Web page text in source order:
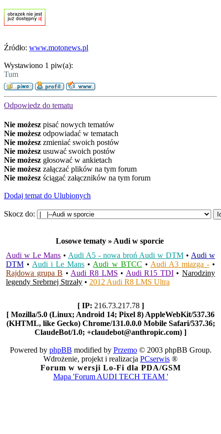
Źródło: www.motonews.pl
Wystawiono 1 piw(a):
Tum
Odpowiedz do tematu
Nie możesz pisać nowych tematów
Nie możesz odpowiadać w tematach
Nie możesz zmieniać swoich postów
Nie możesz usuwać swoich postów
Nie możesz głosować w ankietach
Nie możesz załączać plików na tym forum
Nie możesz ściągać załączników na tym forum
Dodaj temat do Ulubionych
Skocz do:
Losowe tematy » Audi w sporcie
Audi w Le Mans • Audi A5 - nowa broń Audi w DTM • Audi w
DTM • Audi i Le Mans • Audi w BTCC • Audi A3 miazga -•
Rajdowa grupa B • Audi R8 LMS • Audi R15 TDI•Narodziny
legendy Srebrnej Strzały • 2012 Audi R8 LMS Ultra
[ IP: 216.73.217.78 ]
[ Mozilla/5.0 (Linux; Android 14; Pixel 8) AppleWebKit/537.36
(KHTML, like Gecko) Chrome/131.0.0.0 Mobile Safari/537.36;
ClaudeBot/1.0; +claudebot@anthropic.com) ]
Powered by phpBB modified by Przemo© 2003 phpBB Group.
Wdrożenie, projekt i realizacja PCserwis ®
Forum w wersji Lo-Fi dla PDA/GSM
Mapa 'Forum AUDI TECH TEAM '